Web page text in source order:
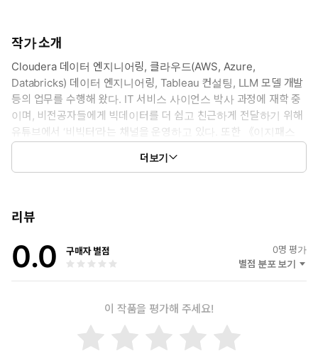
작가 소개
Cloudera 데이터 엔지니어링, 클라우드(AWS, Azure,
Databricks) 데이터 엔지니어링, Tableau 컨설팅, LLM 모델 개발
등의 업무를 수행해 왔다. IT 서비스 사이언스 박사 과정에 재학 중
이며, 비전공자들에게 빅데이터를 더 쉽고 친근하게 전달하기 위해
유튜브에서 ‘비빅터’라는 채널을 운영하고 있다. 또한 《이지패스
ADsP 데이터분석 준전문가》를 저술했다.
- 유튜브 ‘비빅터’: https://www.youtube.com/@IT-ld3uc
더보기
리뷰
0.0 구매자 별점 0명 평가
별점 분포 보기
이 작품을 평가해 주세요!